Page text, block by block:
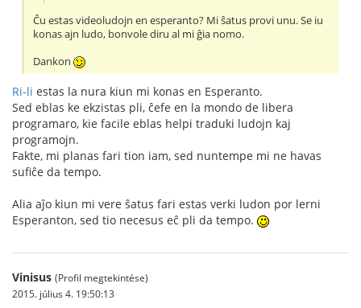
Ĉu estas videoludojn en esperanto? Mi ŝatus provi unu. Se iu
konas ajn ludo, bonvole diru al mi ĝia nomo.
Dankon
Ri-li estas la nura kiun mi konas en Esperanto.
Sed eblas ke ekzistas pli, ĉefe en la mondo de libera
programaro, kie facile eblas helpi traduki ludojn kaj
programojn.
Fakte, mi planas fari tion iam, sed nuntempe mi ne havas
sufiĉe da tempo.
Alia aĵo kiun mi vere ŝatus fari estas verki ludon por lerni
Esperanton, sed tio necesus eĉ pli da tempo.
Vinisus (Profil megtekintése)
2015. július 4. 19:50:13